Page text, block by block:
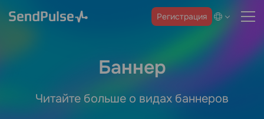
Регистрация
Баннер
Читайте больше о видах баннеров